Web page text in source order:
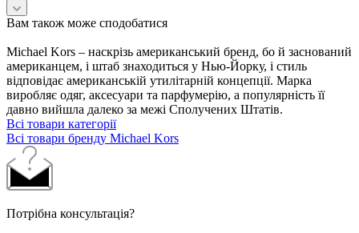
Вам також може сподобатися
Michael Kors – наскрізь американський бренд, бо й заснований
американцем, і штаб знаходиться у Нью-Йорку, і стиль
відповідає американській утилітарній концепції. Марка
виробляє одяг, аксесуари та парфумерію, а популярність її
давно вийшла далеко за межі Сполучених Штатів.
Всі товари категорії
Всі товари бренду Michael Kors
Потрібна консультація?